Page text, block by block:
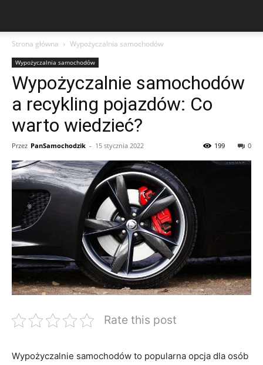
Strona główna Wypożyczalnia samochodów
Wypożyczalnia samochodów
Wypożyczalnie samochodów
a recykling pojazdów: Co
warto wiedzieć?
Przez PanSamochodzik - 15 stycznia 2022 0
199
Rate this post
Wypożyczalnie samochodów to popularna opcja dla osób